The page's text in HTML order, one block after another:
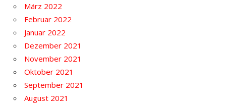
März 2022
Februar 2022
Januar 2022
Dezember 2021
November 2021
Oktober 2021
September 2021
August 2021